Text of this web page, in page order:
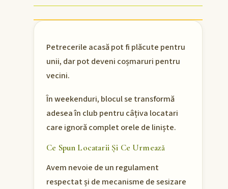
Petrecerile acasă pot fi plăcute pentru
unii, dar pot deveni coșmaruri pentru
vecini.
În weekenduri, blocul se transformă
adesea în club pentru câțiva locatari
care ignoră complet orele de liniște.
Ce Spun Locatarii Și Ce Urmează
Avem nevoie de un regulament
respectat și de mecanisme de sesizare